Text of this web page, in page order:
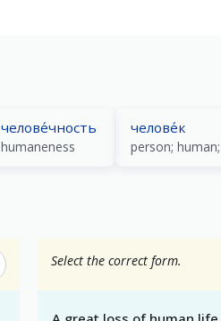
челове́чность
humaneness
челове́к
Select the correct form.